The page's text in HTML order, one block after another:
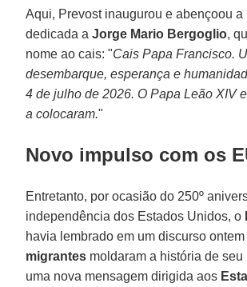
Aqui, Prevost inaugurou e abençoou a
dedicada aJorge Mario Bergoglio,
nome ao cais: "Cais Papa Francisco.
desembarque, esperança e
4 de julho de 2026. O Papa Leão XIV
a colocaram."
Novo impulso com os
Entretanto, por ocasião do 250º
independência dos Estados Unidos, o
havia lembrado em um discurso
migrantes moldaram a história de seu
uma nova mensagem dirigida aos